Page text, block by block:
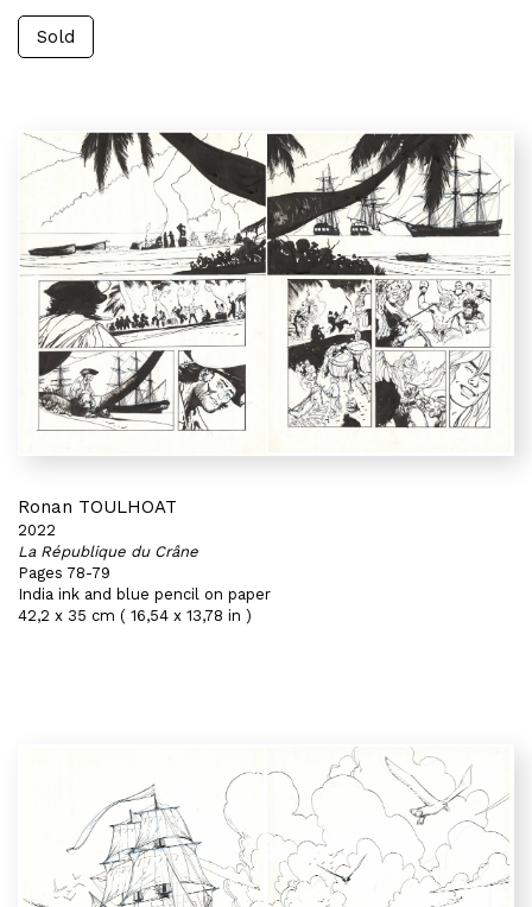
Sold
Ronan TOULHOAT
2022
La République du Crâne
Pages 78-79
India ink and blue pencil on paper
42,2 x 35 cm ( 16,54 x 13,78 in )